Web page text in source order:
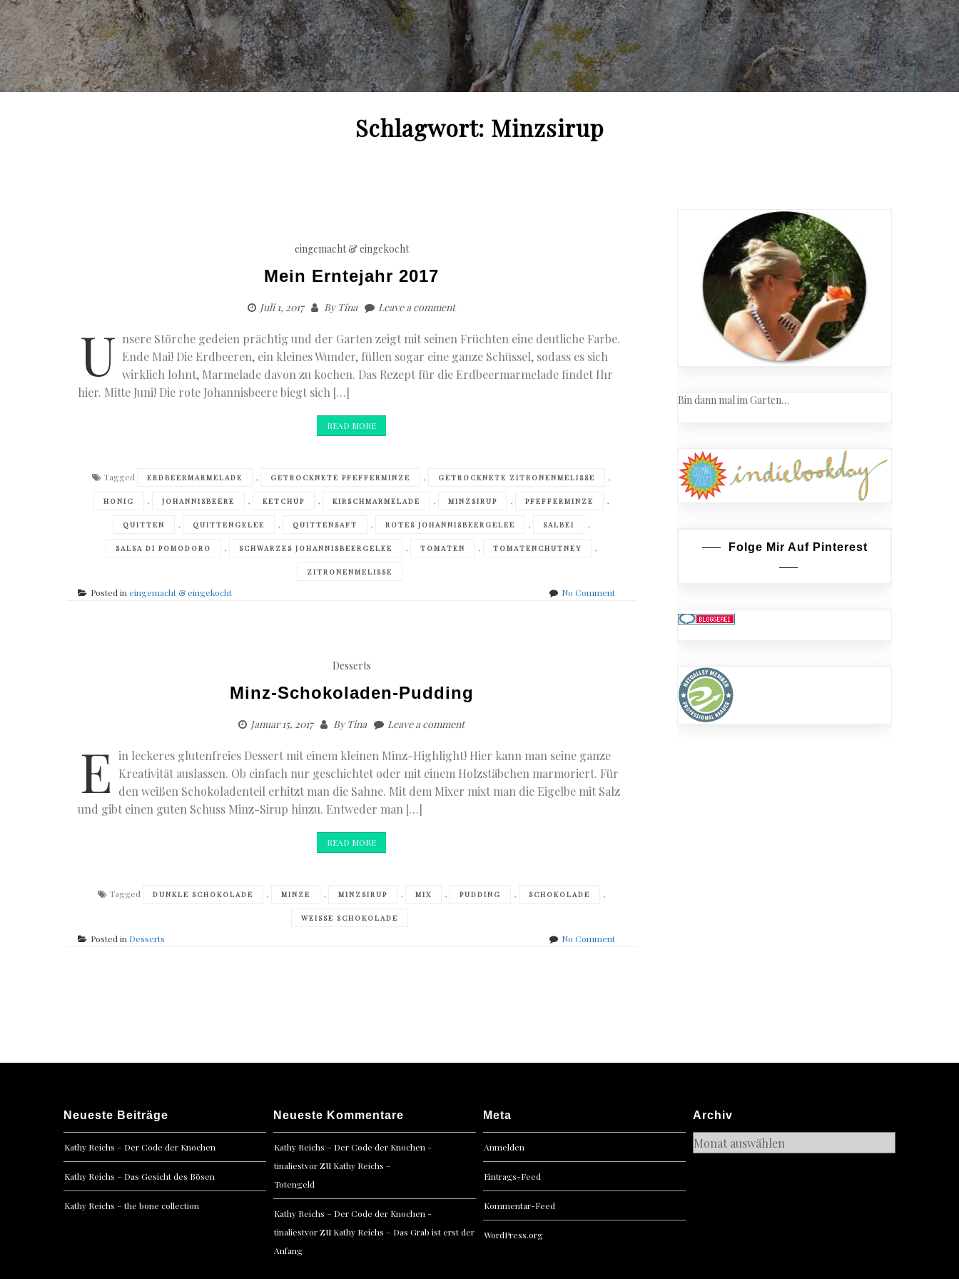
Schlagwort: Minzsirup
eingemacht & eingekocht
Mein Erntejahr 2017
Juli 1, 2017 ByTina Leave a comment
U nsere Störche gedeien prächtig und der Garten zeigt mit seinen Früchten eine deutliche Farbe.
Ende Mai! Die Erdbeeren, ein kleines Wunder, füllen sogar eine ganze Schüssel, sodass es sich
wirklich lohnt, Marmelade davon zu kochen. Das Rezept für die Erdbeermarmelade findet Ihr
hier. Mitte Juni! Die rote Johannisbeere biegt sich […]
READ MORE
Tagged ERDBEERMARMELADE , GETROCKNETE PFEFFERMINZE , GETROCKNETE ZITRONENMELISSE ,
HONIG , JOHANNISBEERE , KETCHUP , KIRSCHMARMELADE , MINZSIRUP , PFEFFERMINZE ,
QUITTEN , QUITTENGELEE , QUITTENSAFT , ROTES JOHANNISBEERGELEE , SALBEI ,
SALSA DI POMODORO , SCHWARZES JOHANNISBEERGELEE , TOMATEN , TOMATENCHUTNEY ,
ZITRONENMELISSE
Posted ineingemacht & eingekocht No Commenton
Desserts
Minz-Schokoladen-Pudding
Januar 15, 2017 ByTina Leave a comment
E in leckeres glutenfreies Dessert mit einem kleinen Minz-Highlight! Hier kann man seine ganze
Kreativität auslassen. Ob einfach nur geschichtet oder mit einem Holzstäbchen marmoriert. Für
den weißen Schokoladenteil erhitzt man die Sahne. Mit dem Mixer mixt man die Eigelbe mit Salz
und gibt einen guten Schuss Minz-Sirup hinzu. Entweder man […]
READ MORE
Tagged DUNKLE SCHOKOLADE , MINZE , MINZSIRUP , MIX , PUDDING , SCHOKOLADE ,
WEISSE SCHOKOLADE
Posted in Desserts No Commenton
Bin dann mal im Garten…
Folge Mir Auf Pinterest
Neueste Beiträge
Kathy Reichs – Der Code der Knochen
Kathy Reichs – Das Gesicht des Bösen
Kathy Reichs – the bone collection
Neueste Kommentare
Kathy Reichs – Der Code der Knochen -
tinaliestvorzu Kathy Reichs –
Totengeld
Kathy Reichs – Der Code der Knochen -
tinaliestvorzu Kathy Reichs – Das Grab ist erst der
Anfang
Meta
Anmelden
Eintrags-Feed
Kommentar-Feed
WordPress.org
Archiv
Archiv